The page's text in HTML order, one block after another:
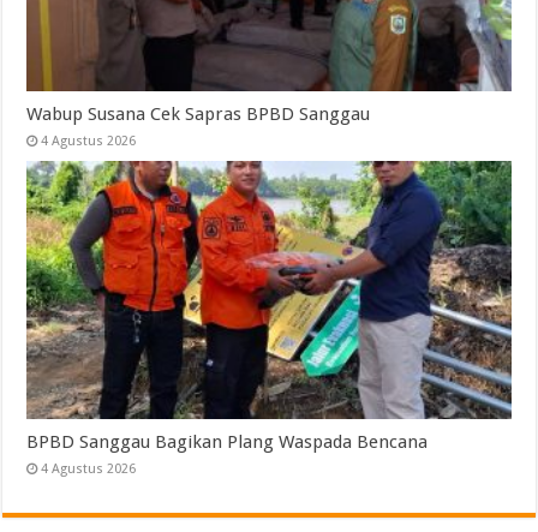
Wabup Susana Cek Sapras BPBD Sanggau
4 Agustus 2026
BPBD Sanggau Bagikan Plang Waspada Bencana
4 Agustus 2026